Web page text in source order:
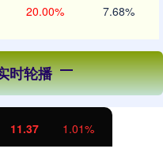
20.00% 7.68%
时轮播
11.37 1.01%